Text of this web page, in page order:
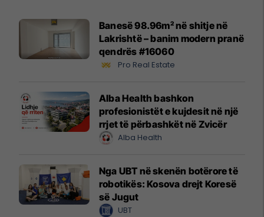
Banesë 98.96m² në shitje në
Lakrishtë – banim modern pranë
qendrës #16060
Pro Real Estate
Alba Health bashkon
profesionistët e kujdesit në një
rrjet të përbashkët në Zvicër
Alba Health
Nga UBT në skenën botërore të
robotikës: Kosova drejt Koresë
së Jugut
UBT